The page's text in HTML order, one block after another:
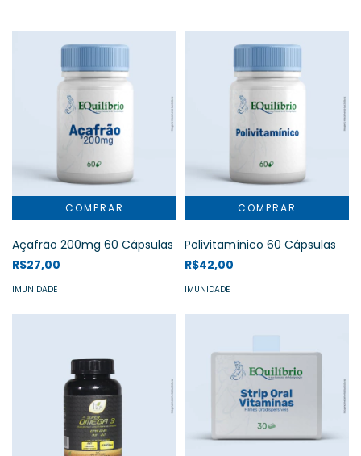
Açafrão 200mg 60 Cápsulas
R$27,00
IMUNIDADE
Polivitamínico 60 Cápsulas
R$42,00
IMUNIDADE